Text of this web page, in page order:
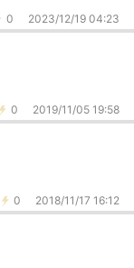
0 2023/12/19 04:23
0 2019/11/05 19:58
0 2018/11/17 16:12